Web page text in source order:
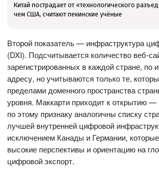
Китай пострадает от «технологического
чем США, считают пекинские учёные
Второй показатель — инфраструктура
(DXI). Подсчитывается количество веб-
зарегистрированных в каждой стране, по
адресу, но учитываются только те,
пределами доменного пространства
уровня. Маккарти приходит к открытию
по этому признаку аналогичны списку
лучшей внутренней цифровой
исключением Канады и Германии,
высокие перспективы и ориентацию на
цифровой экспорт.